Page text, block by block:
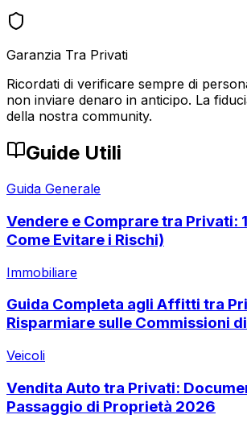
Garanzia Tra Privati
Ricordati di verificare sempre di
non inviare denaro in anticipo. La
della nostra community.
Guide Utili
Guida Generale
Vendere e Comprare tra Privati:
Come Evitare i Rischi)
Immobiliare
Guida Completa agli Affitti tra
Risparmiare sulle Commissioni
Veicoli
Vendita Auto tra Privati:
Passaggio di Proprietà 2026